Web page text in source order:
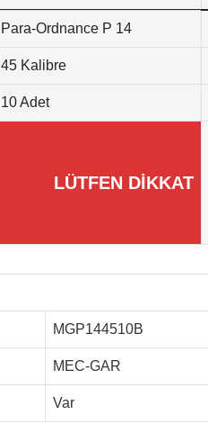
Para-Ordnance P 14
45 Kalibre
10 Adet
LÜTFEN DİKKAT
MGP144510B
MEC-GAR
Var